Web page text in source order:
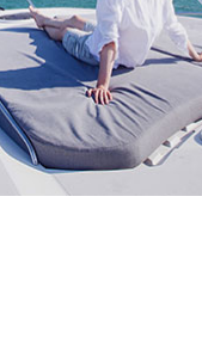
AI
אפשר לעזור?
מהאפשרויות.